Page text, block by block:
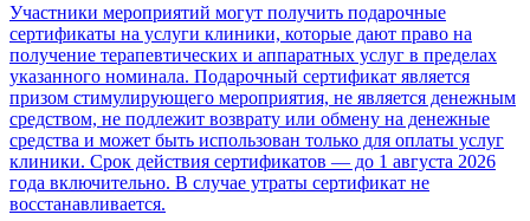
Участники мероприятий могут получить подарочные
сертификаты на услуги клиники, которые дают право на
получение терапевтических и аппаратных услуг в пределах
указанного номинала. Подарочный сертификат является
призом стимулирующего мероприятия, не является денежным
средством, не подлежит возврату или обмену на денежные
средства и может быть использован только для оплаты услуг
клиники. Срок действия сертификатов — до 1 августа 2026
года включительно. В случае утраты сертификат не
восстанавливается.